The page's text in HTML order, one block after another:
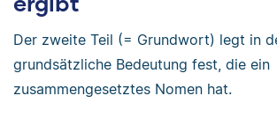
Der zweite Teil (= Grundwort) legt in
grundsätzliche Bedeutung fest, die ein
zusammengesetztes Nomen hat.